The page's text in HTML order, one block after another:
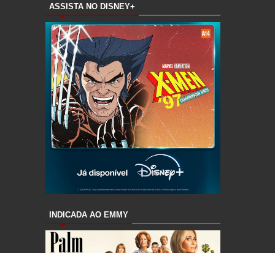
ASSISTA NO DISNEY+
INDICADA AO EMMY